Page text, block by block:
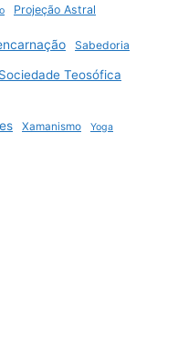
Projeção Astral
Sabedoria
Sociedade Teosófica
Xamanismo Yoga